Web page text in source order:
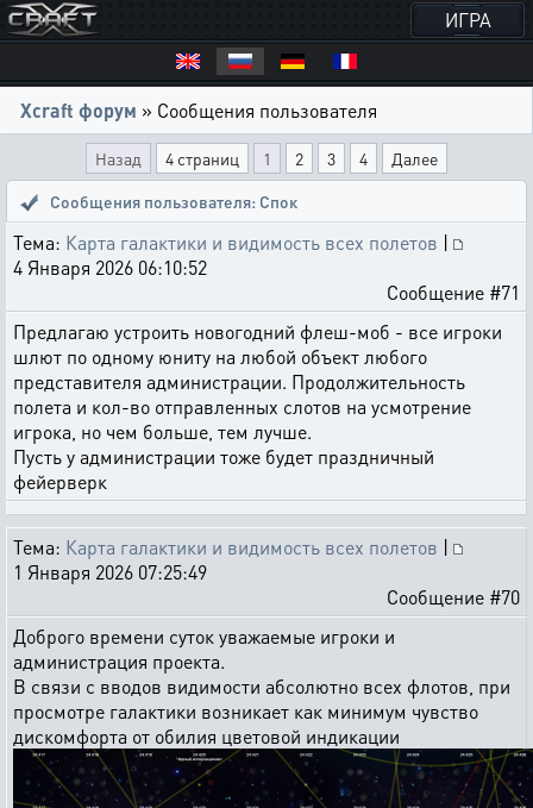
ИГРА
Xcraft форум » Сообщения пользователя
Назад 4 страниц 1 2 3 4
Далее
Сообщения пользователя: Спок
Тема: Карта галактики и видимость всех полетов |
4 Января 2026 06:10:52
Сообщение #71
Предлагаю устроить новогодний флеш-моб - все игроки
шлют по одному юниту на любой объект любого
представителя администрации. Продолжительность
полета и кол-во отправленных слотов на усмотрение
игрока, но чем больше, тем лучше.
Пусть у администрации тоже будет праздничный
фейерверк
Тема: Карта галактики и видимость всех полетов |
1 Января 2026 07:25:49
Сообщение #70
Доброго времени суток уважаемые игроки и
администрация проекта.
В связи с вводов видимости абсолютно всех флотов, при
просмотре галактики возникает как минимум чувство
дискомфорта от обилия цветовой индикации